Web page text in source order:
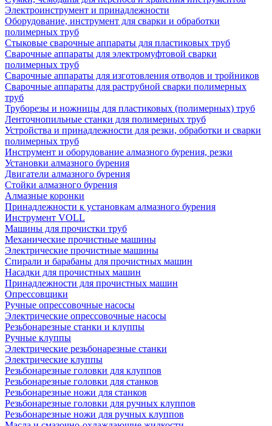
Электроинструмент и принадлежности
Оборудование, инструмент для сварки и обработки
полимерных труб
Стыковые сварочные аппараты для пластиковых труб
Сварочные аппараты для электромуфтовой сварки
полимерных труб
Сварочные аппараты для изготовления отводов и тройников
Сварочные аппараты для раструбной сварки полимерных
труб
Труборезы и ножницы для пластиковых (полимерных) труб
Ленточнопильные станки для полимерных труб
Устройства и принадлежности для резки, обработки и сварки
полимерных труб
Инструмент и оборудование алмазного бурения, резки
Установки алмазного бурения
Двигатели алмазного бурения
Стойки алмазного бурения
Алмазные коронки
Принадлежности к установкам алмазного бурения
Инструмент VOLL
Машины для прочистки труб
Механические прочистные машины
Электрические прочистные машины
Спирали и барабаны для прочистных машин
Насадки для прочистных машин
Принадлежности для прочистных машин
Опрессовщики
Ручные опрессовочные насосы
Электрические опрессовочные насосы
Резьбонарезные станки и клуппы
Ручные клуппы
Электрические резьбонарезные станки
Электрические клуппы
Резьбонарезные головки для клуппов
Резьбонарезные головки для станков
Резьбонарезные ножи для станков
Резьбонарезные головки для ручных клуппов
Резьбонарезные ножи для ручных клуппов